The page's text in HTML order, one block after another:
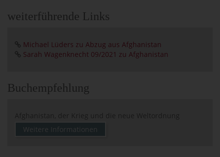
weiterführende Links
Michael Lüders zu Abzug aus Afghanistan
Sarah Wagenknecht 09/2021 zu Afghanistan
Buchempfehlung
Afghanistan, der Krieg und die neue Weltordnung
Weitere Informationen